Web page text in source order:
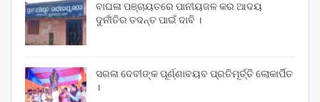
ବାଘଳା ପଞ୍ଚାୟତରେ ପାନୀୟଜଳ କର ଆଦୟ
ଦୁର୍ନୀତିର ତଦନ୍ତ ପାଇଁ ଦାବି ।
ସରଳା ଦେବୀଙ୍କ ପୂର୍ଣ୍ଣାବୟବ ପ୍ରତିମୂର୍ତ୍ତି ଲୋକାର୍ପିତ
।